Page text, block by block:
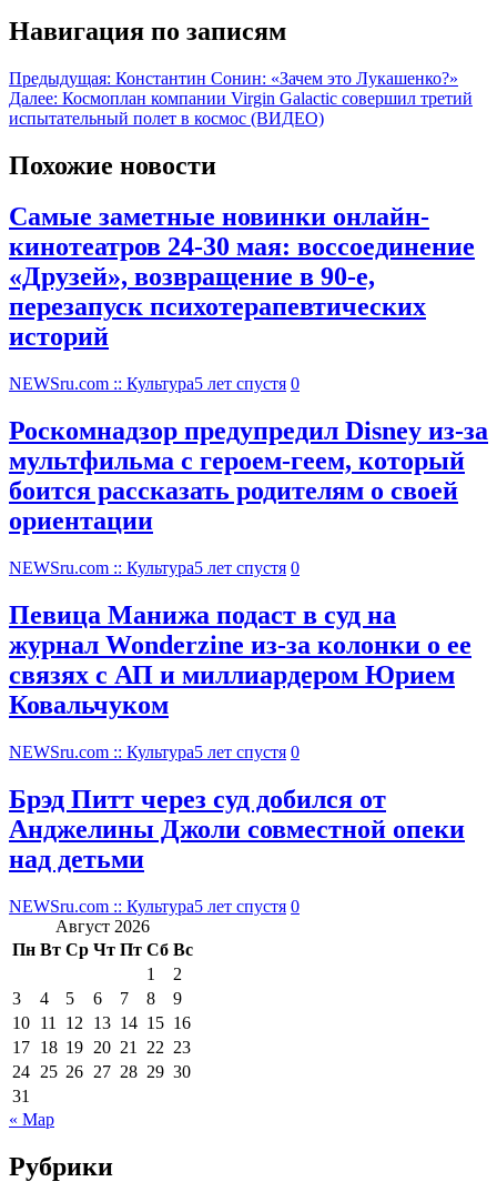
Навигация по записям
Предыдущая: Константин Сонин: «Зачем это Лукашенко?»
Далее: Космоплан компании Virgin Galactic совершил третий
испытательный полет в космос (ВИДЕО)
Похожие новости
Самые заметные новинки онлайн-
кинотеатров 24-30 мая: воссоединение
«Друзей», возвращение в 90-е,
перезапуск психотерапевтических
историй
NEWSru.com :: Культура5 лет спустя 0
Роскомнадзор предупредил Disney из-за
мультфильма c героем-геем, который
боится рассказать родителям о своей
ориентации
NEWSru.com :: Культура5 лет спустя 0
Певица Манижа подаст в суд на
журнал Wonderzine из-за колонки о ее
связях с АП и миллиардером Юрием
Ковальчуком
NEWSru.com :: Культура5 лет спустя 0
Брэд Питт через суд добился от
Анджелины Джоли совместной опеки
над детьми
NEWSru.com :: Культура5 лет спустя 0
Август 2026
Пн Вт Ср Чт Пт Сб Вс
1
2
3
4 5 6 7 8
9
10 11 12 13 14 15 16
17 18 19 20 21 22 23
24 25 26 27 28 29 30
31
« Мар
Рубрики